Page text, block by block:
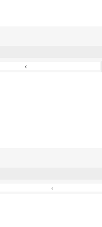
‹
‹